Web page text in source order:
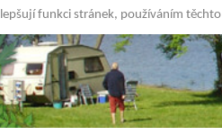
funkci stránek, používáním